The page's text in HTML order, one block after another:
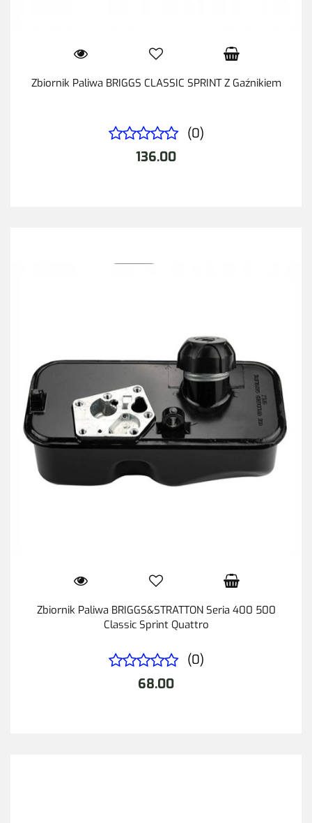
Zbiornik Paliwa BRIGGS CLASSIC SPRINT Z Gaźnikiem
(0)
136.00
Zbiornik Paliwa BRIGGS&STRATTON Seria 400 500
Classic Sprint Quattro
(0)
68.00